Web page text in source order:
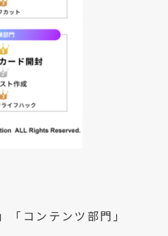
コンテンツ部門」